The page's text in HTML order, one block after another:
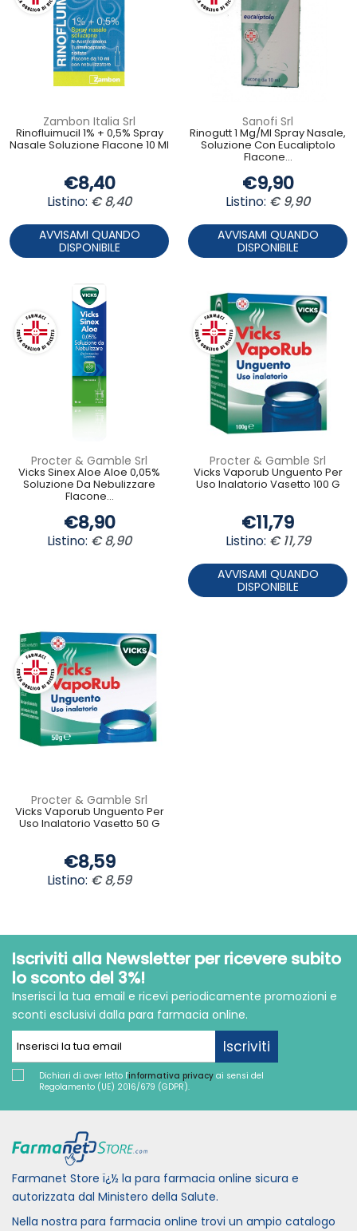
Zambon Italia Srl
Rinofluimucil 1% + 0,5% Spray
Nasale Soluzione Flacone 10 Ml
€8,40
Listino: € 8,40
AVVISAMI QUANDO
DISPONIBILE
Sanofi Srl
Rinogutt 1 Mg/Ml Spray Nasale,
Soluzione Con Eucaliptolo
Flacone...
€9,90
Listino: € 9,90
AVVISAMI QUANDO
DISPONIBILE
Procter & Gamble Srl
Vicks Sinex Aloe Aloe 0,05%
Soluzione Da Nebulizzare
Flacone...
€8,90
Listino: € 8,90
Procter & Gamble Srl
Vicks Vaporub Unguento Per
Uso Inalatorio Vasetto 100 G
€11,79
Listino: € 11,79
AVVISAMI QUANDO
DISPONIBILE
Procter & Gamble Srl
Vicks Vaporub Unguento Per
Uso Inalatorio Vasetto 50 G
€8,59
Listino: € 8,59
Iscriviti alla Newsletter per ricevere subito
lo sconto del 3%!
Inserisci la tua email e ricevi periodicamente promozioni e
sconti esclusivi dalla para farmacia online.
Iscriviti
Dichiari di aver letto l'informativa privacy ai sensi del
Regolamento (UE) 2016/679 (GDPR).
Farmanet Store ï¿½ la para farmacia online sicura e
autorizzata dal Ministero della Salute.
Nella nostra para farmacia online trovi un ampio catalogo